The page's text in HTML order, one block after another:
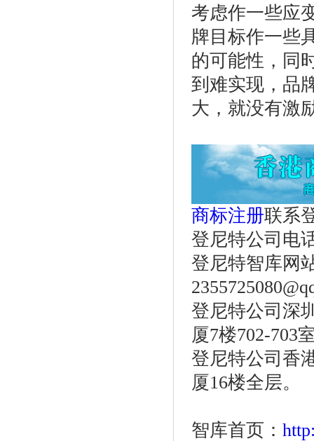
考虑作一些应
牌目标作一些
的可能性，同
到难实现，品
大，就没有激
商标注册联系
登尼特公司电
登尼特智库网
登尼特公司深
厦7楼702-703
登尼特公司香
厦16楼全层。
智库首页：